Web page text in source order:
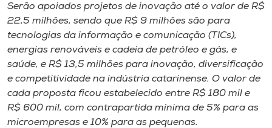
Serão apoiados projetos de inovação até o valor de R$
22,5 milhões, sendo que R$ 9 milhões são para
tecnologias da informação e comunicação (TICs),
energias renováveis e cadeia de petróleo e gás, e
saúde, e R$ 13,5 milhões para inovação, diversificação
e competitividade na indústria catarinense. O valor de
cada proposta ficou estabelecido entre R$ 180 mil e
R$ 600 mil, com contrapartida mínima de 5% para as
microempresas e 10% para as pequenas.